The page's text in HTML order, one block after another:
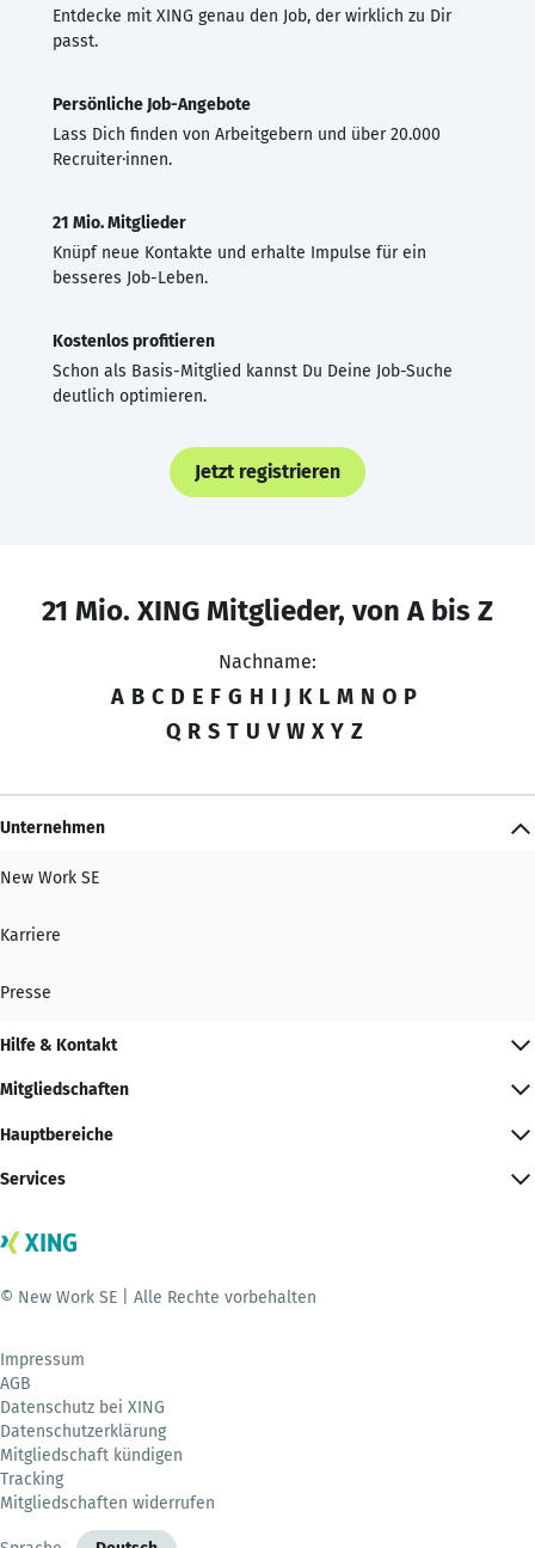
Entdecke mit XING genau den Job, der wirklich zu Dir
passt.
Persönliche Job-Angebote
Lass Dich finden von Arbeitgebern und über 20.000
Recruiter·innen.
21 Mio. Mitglieder
Knüpf neue Kontakte und erhalte Impulse für ein
besseres Job-Leben.
Kostenlos profitieren
Schon als Basis-Mitglied kannst Du Deine Job-Suche
deutlich optimieren.
Jetzt registrieren
21 Mio. XING Mitglieder, von A bis Z
Nachname:
A B C D E F G H I J K L M N O P
Q R S T U V W X Y Z
Unternehmen
New Work SE
Karriere
Presse
Hilfe & Kontakt
Mitgliedschaften
Hauptbereiche
Services
© New Work SE | Alle Rechte vorbehalten
Impressum
AGB
Datenschutz bei XING
Datenschutzerklärung
Mitgliedschaft kündigen
Tracking
Mitgliedschaften widerrufen